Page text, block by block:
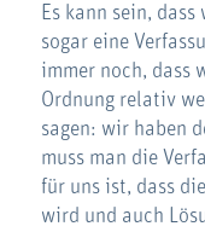
Es kann sein,
sogar eine
immer noch, dass
Ordnung relativ
sagen: wir haben
muss man die
für uns ist, dass
wird und auch